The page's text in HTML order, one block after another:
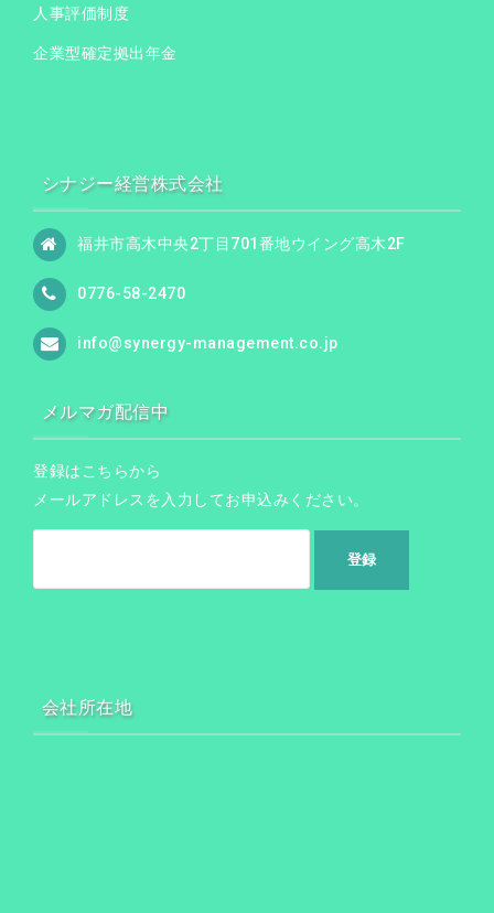
人事評価制度
企業型確定拠出年金
シナジー経営株式会社
福井市高木中央2丁目701番地ウイング高木2F
0776-58-2470
info@synergy-management.co.jp
メルマガ配信中
登録はこちらから
メールアドレスを入力してお申込みください。
会社所在地